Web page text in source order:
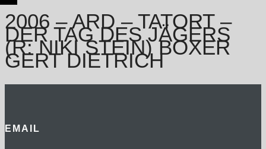
2006 – ARD – TATORT –
DER TAG DES JÄGERS
(R: NIKI STEIN) BOXER
GERT DIETRICH
EMAIL